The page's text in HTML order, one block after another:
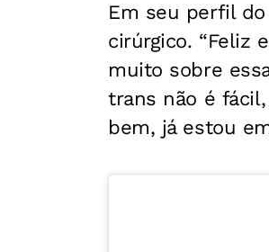
Em seu perfil
cirúrgico. “Feliz
muito sobre
trans não é
bem, já estou